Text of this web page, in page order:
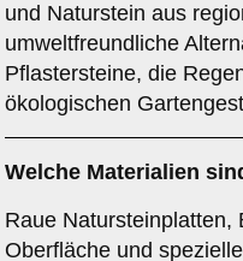
und Naturstein aus
umweltfreundliche
Pflastersteine, die
ökologischen
Welche Materialien
Raue Natursteinplatten,
Oberfläche und